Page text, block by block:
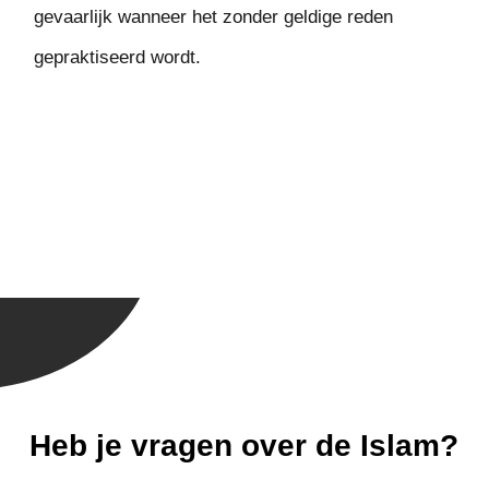
gevaarlijk wanneer het zonder geldige reden
gepraktiseerd wordt.
Heb je vragen over de Islam?